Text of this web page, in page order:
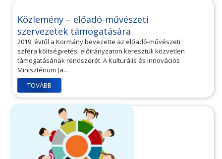
Közlemény – előadó-művészeti
szervezetek támogatására
2019. évtől a Kormány bevezette az előadó-művészeti
szféra költségvetési előirányzaton keresztüli közvetlen
támogatásának rendszerét. A Kulturális és Innovációs
Minisztérium (a...
TOVÁBB